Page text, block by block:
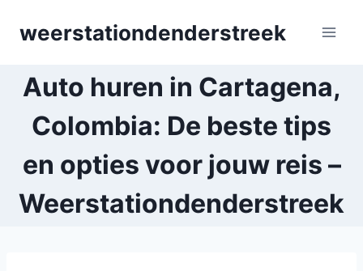
weerstationdenderstreek
Auto huren in Cartagena,
Colombia: De beste tips
en opties voor jouw reis –
Weerstationdenderstreek